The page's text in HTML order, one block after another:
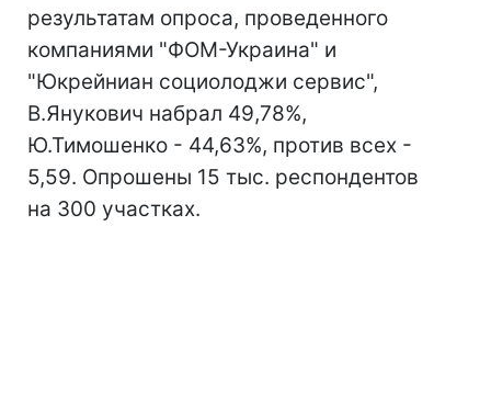
результатам опроса, проведенного
компаниями "ФОМ-Украина" и
"Юкрейниан социолоджи сервис",
В.Янукович набрал 49,78%,
Ю.Тимошенко - 44,63%, против всех -
5,59. Опрошены 15 тыс. респондентов
на 300 участках.